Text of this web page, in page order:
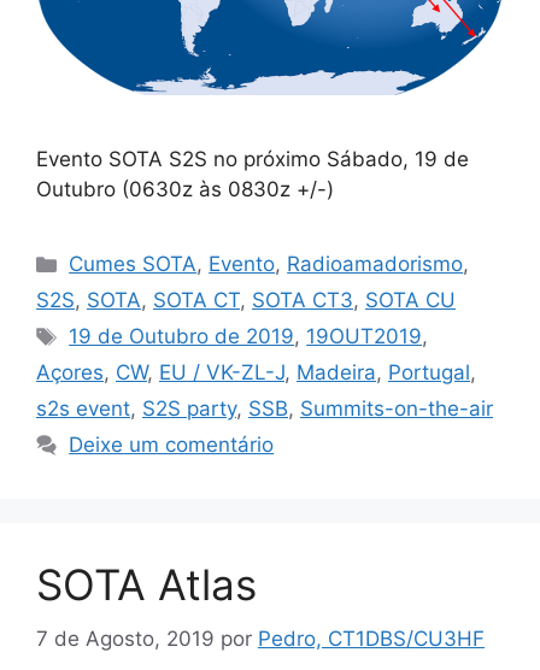
Evento SOTA S2S no próximo Sábado, 19 de
Outubro (0630z às 0830z +/-)
Categorias
Cumes SOTA, Evento, Radioamadorismo,
S2S, SOTA, SOTA CT, SOTA CT3, SOTA CU
Etiquetas
19 de Outubro de 2019, 19OUT2019,
Açores, CW, EU / VK-ZL-J, Madeira, Portugal,
s2s event, S2S party, SSB, Summits-on-the-air
Deixe um comentário
SOTA Atlas
7 de Agosto, 2019 por Pedro, CT1DBS/CU3HF